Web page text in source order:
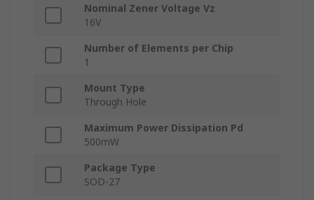
Nominal Zener Voltage Vz
16V
Number of Elements per Chip
1
Mount Type
Through Hole
Maximum Power Dissipation Pd
500mW
Package Type
SOD-27